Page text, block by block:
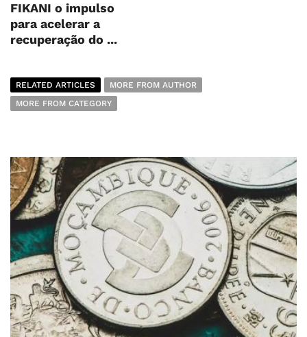
FIKANI o impulso
para acelerar a
recuperação do ...
RELATED ARTICLES
MORE FROM AUTHOR
MORE FROM CATEGORY